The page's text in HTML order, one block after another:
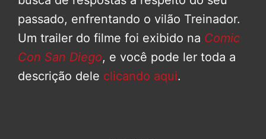
passado, enfrentando o vilão Treinador.
Um trailer do filme foi exibido na Comic
Con San Diego, e você pode ler toda a
descrição dele clicando aqui.